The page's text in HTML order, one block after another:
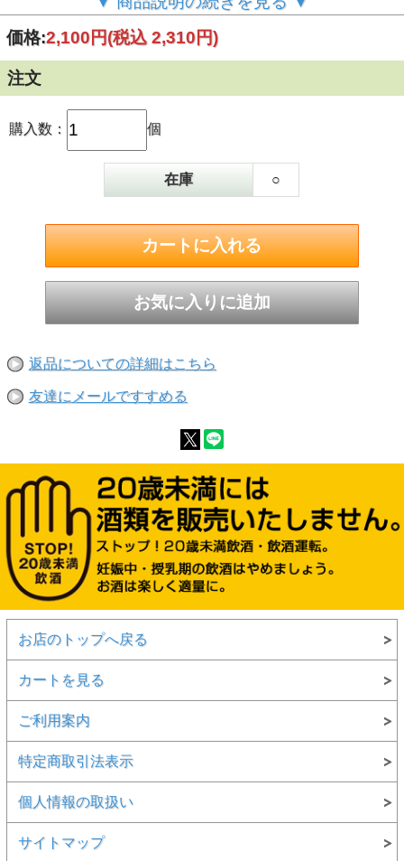
特長
キラキラと舞うパールパウダーが入った、ピーチ
リキュールです。
パールパウダーは沈殿しやすいため、ロングカク
テルにはストローやマドラーの添えがおすすめ。
軽く混ぜることで、ふわりと舞い上がる煌めきが
グラスに花開きます。
原材料：糖類（砂糖、果糖）、醸造アルコール
（国内製造）、マンゴーピューレ／香料、酸味
料、着色料（二酸化チタン、黄色４号）
9度 500ml
価格:2,100円(税込 2,310円)
注文
購入数： 個
在庫 ○
返品についての詳細はこちら
友達にメールですすめる
お店のトップへ戻る
カートを見る
ご利用案内
特定商取引法表示
個人情報の取扱い
サイトマップ